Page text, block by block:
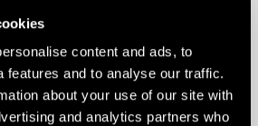
content and ads, to
features and to analyse our traffic.
about your use of our site with
and analytics partners who
Archidea
S. Guldfeldt Nielsen A/S
In-Sign